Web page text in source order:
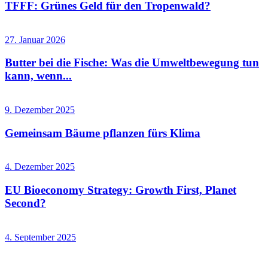
TFFF: Grünes Geld für den Tropenwald?
27. Januar 2026
Butter bei die Fische: Was die Umweltbewegung tun
kann, wenn...
9. Dezember 2025
Gemeinsam Bäume pflanzen fürs Klima
4. Dezember 2025
EU Bioeconomy Strategy: Growth First, Planet
Second?
4. September 2025